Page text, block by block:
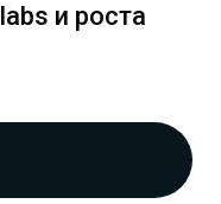
и роста